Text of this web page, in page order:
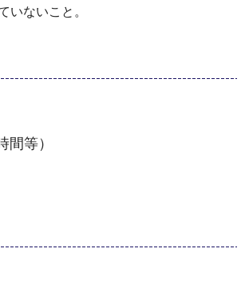
いないこと。
間等）